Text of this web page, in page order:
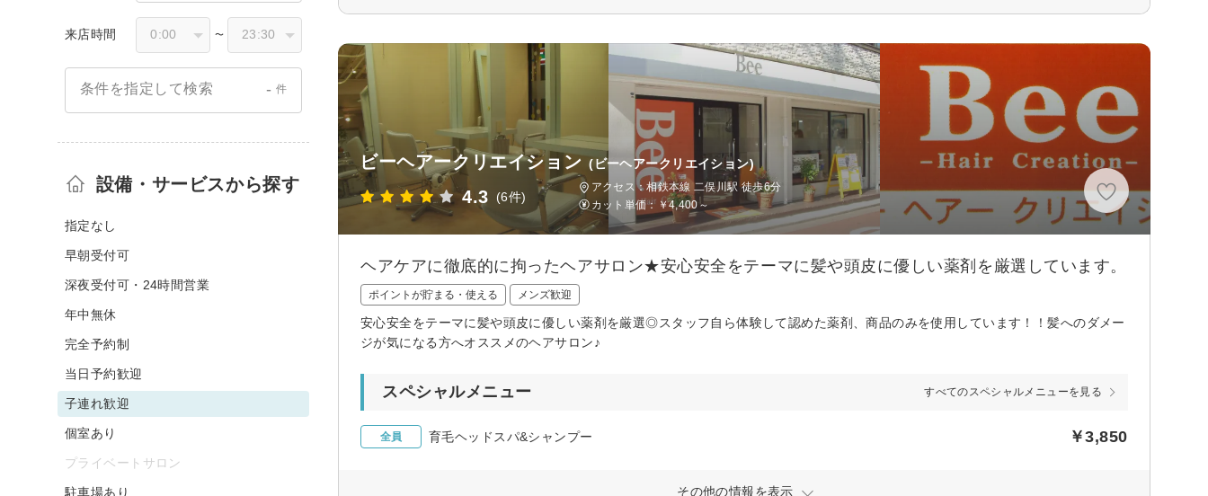
ビーヘアークリエイション (ビーヘアークリエイション)
4.3 (6件)
アクセス：相鉄本線 二俣川駅 徒歩6分
カット単価： ￥4,400～
ヘアケアに徹底的に拘ったヘアサロン★安心安全をテーマに髪や頭皮に優しい薬剤を厳選しています。
ポイントが貯まる・使える メンズ歓迎
安心安全をテーマに髪や頭皮に優しい薬剤を厳選◎スタッフ自ら体験して認めた薬剤、商品のみを使用しています！！髪へのダメー
ジが気になる方へオススメのヘアサロン♪
スペシャルメニュー すべてのスペシャルメニューを見る
全員 育毛ヘッドスパ&シャンプー ￥3,850
その他の情報を表示
来店時間 〜
条件を指定して検索 - 件
設備・サービスから探す
指定なし
早朝受付可
深夜受付可・24時間営業
年中無休
完全予約制
当日予約歓迎
子連れ歓迎
個室あり
プライベートサロン
駐車場あり